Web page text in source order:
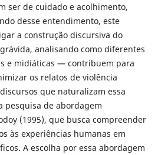
ser de cuidado e acolhimento,
desse entendimento, este
a construção discursiva do
analisando como diferentes
e midiáticas — contribuem para
os relatos de violência
que naturalizam essa
pesquisa de abordagem
(1995), que busca compreender
às experiências humanas em
A escolha por essa abordagem